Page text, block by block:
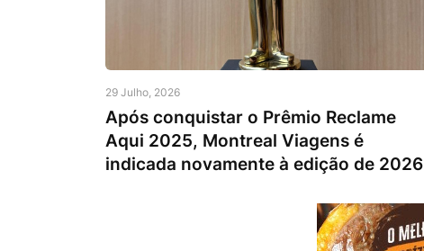
29 Julho, 2026
Após conquistar o Prêmio Reclame
Aqui 2025, Montreal Viagens é
indicada novamente à edição de 2026